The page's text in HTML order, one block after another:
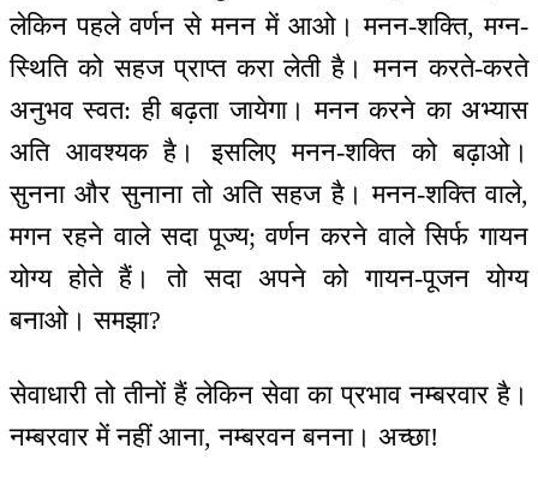
लेकिन पहले वर्णन से मनन में आओ। मनन-शक्ति, मग्न-
स्थिति को सहज प्राप्त करा लेती है। मनन करते-करते
अनुभव स्वत: ही बढ़ता जायेगा। मनन करने का अभ्यास
अति आवश्यक है। इसलिए मनन-शक्ति को बढ़ाओ।
सुनना और सुनाना तो अति सहज है। मनन-शक्ति वाले,
मगन रहने वाले सदा पूज्य; वर्णन करने वाले सिर्फ गायन
योग्य होते हैं। तो सदा अपने को गायन-पूजन योग्य
बनाओ। समझा?
सेवाधारी तो तीनों हैं लेकिन सेवा का प्रभाव नम्बरवार है।
नम्बरवार में नहीं आना, नम्बरवन बनना। अच्छा!